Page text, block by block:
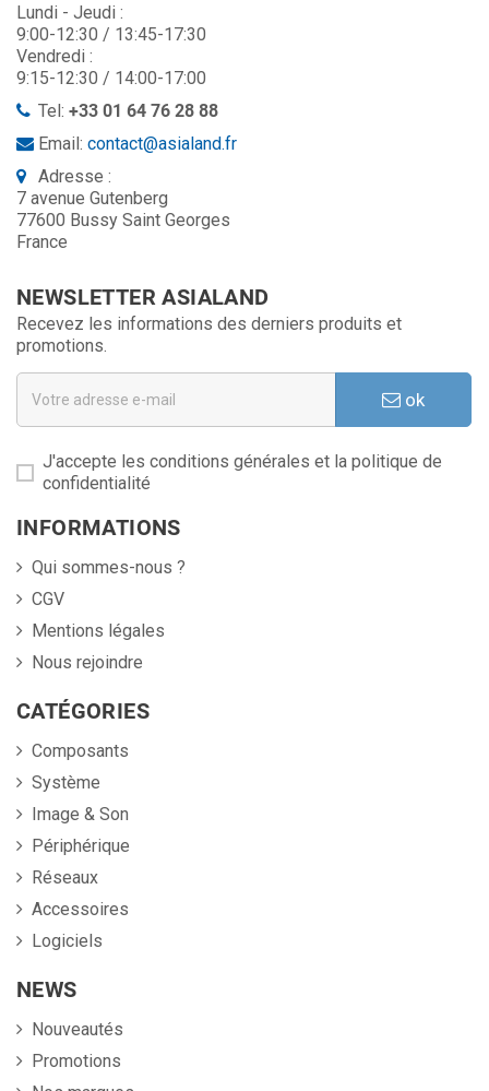
Lundi - Jeudi :
9:00-12:30 / 13:45-17:30
Vendredi :
9:15-12:30 / 14:00-17:00
Tel: +33 01 64 76 28 88
Email: contact@asialand.fr
Adresse :
7 avenue Gutenberg
77600 Bussy Saint Georges
France
NEWSLETTER ASIALAND
Recevez les informations des derniers produits et
promotions.
ok
J'accepte les conditions générales et la politique de
confidentialité
INFORMATIONS
Qui sommes-nous ?
CGV
Mentions légales
Nous rejoindre
CATÉGORIES
Composants
Système
Image & Son
Périphérique
Réseaux
Accessoires
Logiciels
NEWS
Nouveautés
Promotions